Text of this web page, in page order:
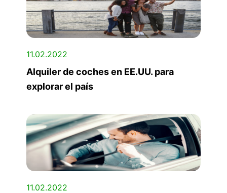
11.02.2022
Alquiler de coches en EE.UU. para
explorar el país
11.02.2022